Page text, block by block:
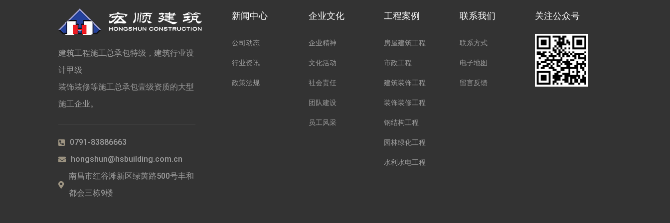
建筑工程施工总承包特级，建筑行业设
计甲级
装饰装修等施工总承包壹级资质的大型
施工企业。
0791-83886663
hongshun@hsbuilding.com.cn
南昌市红谷滩新区绿茵路500号丰和
都会三栋9楼
新闻中心
公司动态
行业资讯
政策法规
企业文化
企业精神
文化活动
社会责任
团队建设
员工风采
工程案例
房屋建筑工程
市政工程
建筑装饰工程
装饰装修工程
钢结构工程
园林绿化工程
水利水电工程
联系我们
联系方式
电子地图
留言反馈
关注公众号